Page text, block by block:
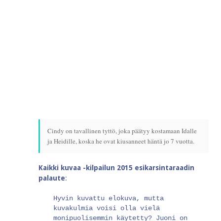
Cindy on tavallinen tyttö, joka päätyy kostamaan Idalle
ja Heidille, koska he ovat kiusanneet häntä jo 7 vuotta.
Kaikki kuvaa -kilpailun 2015 esikarsintaraadin
palaute:
Hyvin kuvattu elokuva, mutta
kuvakulmia voisi olla vielä
monipuolisemmin käytetty? Juoni on